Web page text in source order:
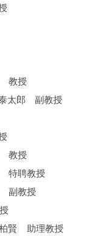
教授
太郎 副教授
教授
特聘教授
副教授
賢 助理教授